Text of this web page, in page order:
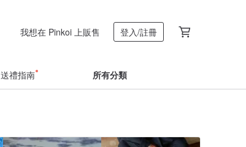
我想在 Pinkoi 上販售 登入/註冊
送禮指南 所有分類